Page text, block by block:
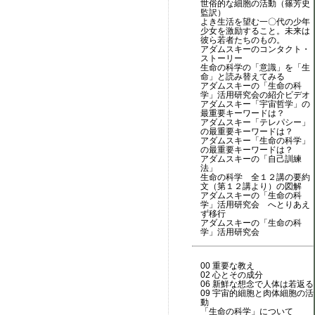
世俗的な細胞の活動（篠芳史
監訳）
よき生活を望む一〇代の少年
少女を激励すること。未来は
彼ら若者たちのもの。
アダムスキーのコンタクト・
ストーリー
生命の科学の「意識」を「生
命」と読み替えてみる
アダムスキーの「生命の科
学」活用研究会の紹介ビデオ
アダムスキー「宇宙哲学」の
最重要キーワードは？
アダムスキー「テレパシー」
の最重要キーワードは？
アダムスキー「生命の科学」
の最重要キーワードは？
アダムスキーの「自己訓練
法」
生命の科学 全１２講の要約
文（第１２講より）の図解
アダムスキーの「生命の科
学」活用研究会 へとりあえ
ず移行
アダムスキーの「生命の科
学」活用研究会
00 重要な教え
02 心とその成分
06 新鮮な想念で人体は若返る
09 宇宙的細胞と肉体細胞の活
動
「生命の科学」について